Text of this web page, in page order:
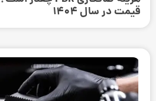
قیمت در سال 1404